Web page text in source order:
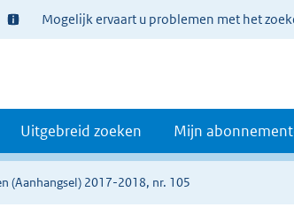
Ter
informatie:
Mogelijk ervaart u problemen met het
Uitgebreid zoeken Mijn
(Aanhangsel) 2017-2018, nr. 105